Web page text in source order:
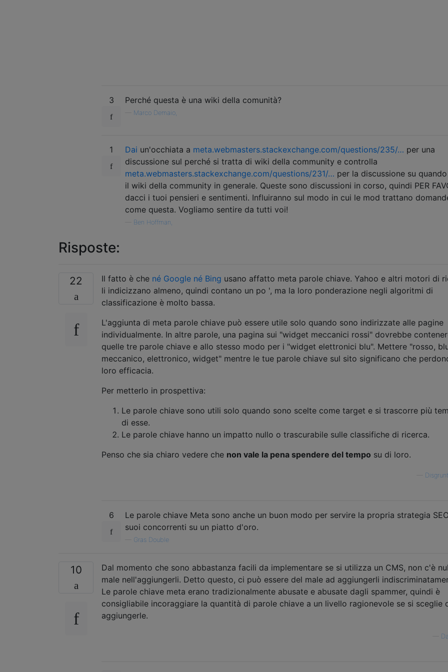
3 Perché questa è una wiki della comunità?
Marco Demaio,
1 Dai un'occhiata a meta.webmasters.stackexchange.com/questions/235/… per una
discussione sul perché si tratta di wiki della community e controlla
meta.webmasters.stackexchange.com/questions/231/… per la discussione su
il wiki della community in generale. Queste sono discussioni in corso, quindi PER
dacci i tuoi pensieri e sentimenti. Influiranno sul modo in cui le mod trattano
come questa. Vogliamo sentire da tutti voi!
Ben Hoffman,
Risposte:
22 Il fatto è che né Google né Bing usano affatto meta parole chiave. Yahoo e altri motori di
li indicizzano almeno, quindi contano un po ', ma la loro ponderazione negli algoritmi di
classificazione è molto bassa.
L'aggiunta di meta parole chiave può essere utile solo quando sono indirizzate alle pagine
individualmente. In altre parole, una pagina sui "widget meccanici rossi" dovrebbe
quelle tre parole chiave e allo stesso modo per i "widget elettronici blu". Mettere "rosso,
meccanico, elettronico, widget" mentre le tue parole chiave sul sito significano che
loro efficacia.
Per metterlo in prospettiva:
Le parole chiave sono utili solo quando sono scelte come target e si trascorre più
di esse.
Le parole chiave hanno un impatto nullo o trascurabile sulle classifiche di ricerca.
Penso che sia chiaro vedere che non vale la pena spendere del tempo su di loro.
6
Le parole chiave Meta sono anche un buon modo per servire la propria strategia
suoi concorrenti su un piatto d'oro.
Gras Double
10
Dal momento che sono abbastanza facili da implementare se si utilizza un CMS, non c'è
male nell'aggiungerli. Detto questo, ci può essere del male ad aggiungerli
Le parole chiave meta erano tradizionalmente abusate e abusate dagli spammer, quindi è
consigliabile incoraggiare la quantità di parole chiave a un livello ragionevole se si sceglie
aggiungerle.